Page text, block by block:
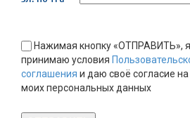
Нажимая кнопку «ОТПРАВИТЬ», я
принимаю условия
соглашения и даю своё согласие
моих персональных данных